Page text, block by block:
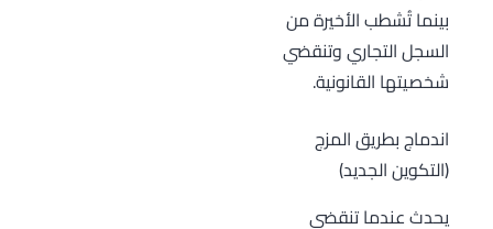
بينما تُشطب الأخيرة من
السجل التجاري وتنقضي
شخصيتها القانونية.
اندماج بطريق المزج
(التكوين الجديد)
يحدث عندما تنقضي